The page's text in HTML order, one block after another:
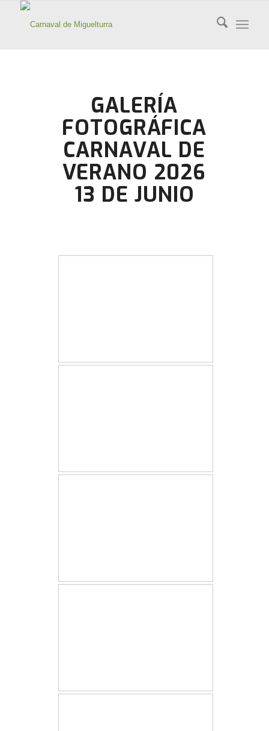
GALERÍA
FOTOGRÁFICA
CARNAVAL DE
VERANO 2026
13 DE JUNIO